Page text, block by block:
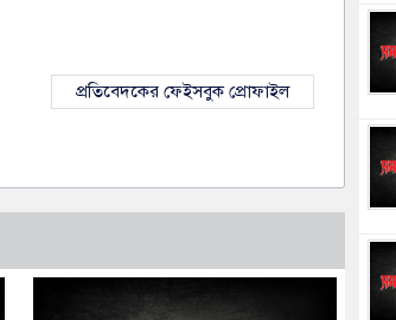
প্রতিবেদকের ফেইসবুক প্রোফাইল